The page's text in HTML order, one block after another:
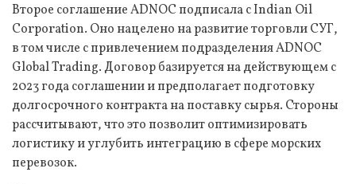
Второе соглашение ADNOC подписала с Indian Oil
Corporation. Оно нацелено на развитие торговли СУГ,
в том числе с привлечением подразделения ADNOC
Global Trading. Договор базируется на действующем с
2023 года соглашении и предполагает подготовку
долгосрочного контракта на поставку сырья. Стороны
рассчитывают, что это позволит оптимизировать
логистику и углубить интеграцию в сфере морских
перевозок.